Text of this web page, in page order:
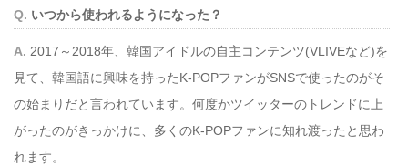
いつから使われるようになった？
2017～2018年、韓国アイドルの自主コンテンツ(VLIVEなど)を
見て、韓国語に興味を持ったK-POPファンがSNSで使ったのがそ
の始まりだと言われています。何度かツイッターのトレンドに上
がったのがきっかけに、多くのK-POPファンに知れ渡ったと思わ
れます。